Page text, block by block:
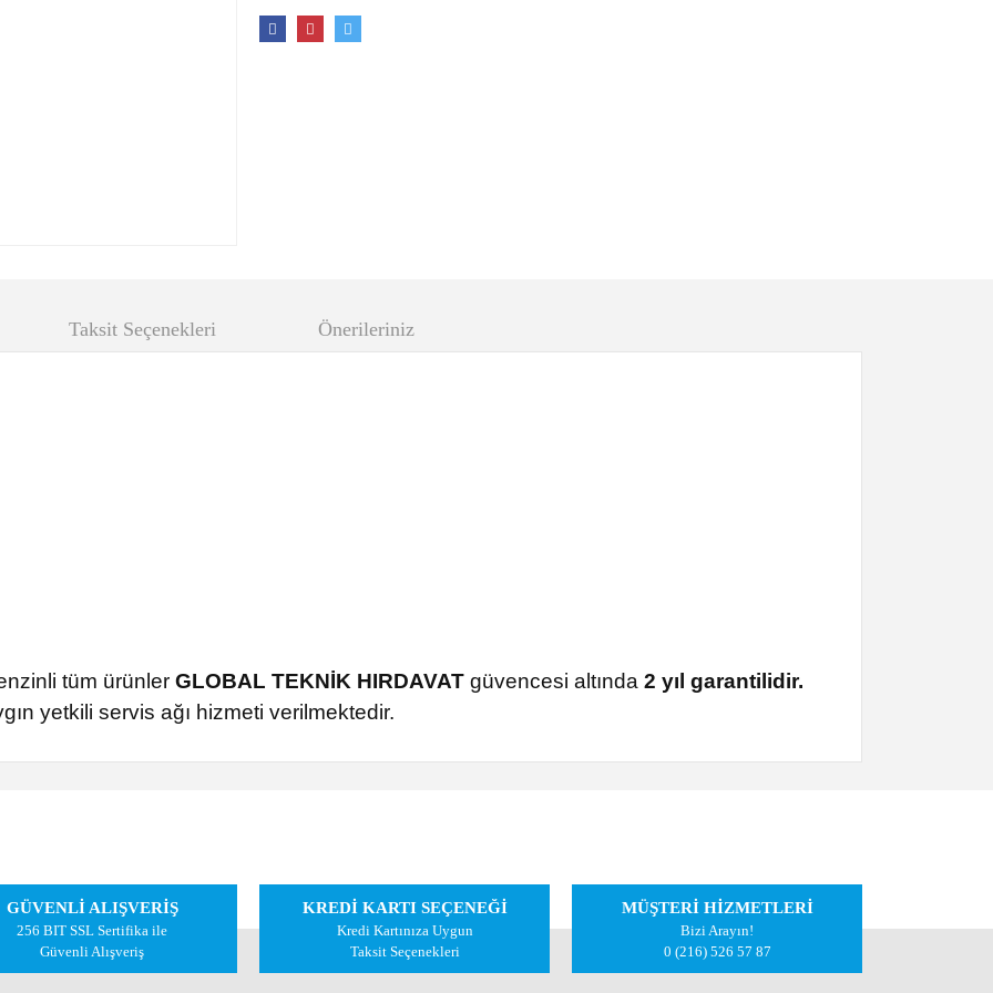
Taksit Seçenekleri Önerileriniz
tüm ürünler GLOBAL TEKNİK HIRDAVAT güvencesi altında 2 yıl garantilidir.
yetkili servis ağı hizmeti verilmektedir.
GÜVENLİ ALIŞVERİŞ
256 BIT SSL Sertifika ile
Güvenli Alışveriş
KREDİ KARTI SEÇENEĞİ
Kredi Kartınıza Uygun
Taksit Seçenekleri
MÜŞTERİ HİZMETLERİ
Bizi Arayın!
0 (216) 526 57 87